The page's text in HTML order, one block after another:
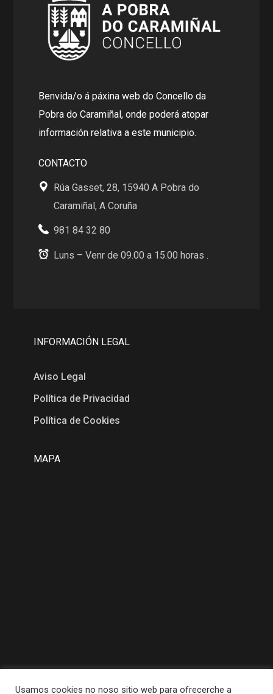
Benvida/o á páxina web do Concello da
Pobra do Caramiñal, onde poderá atopar
información relativa a este municipio.
CONTACTO
Rúa Gasset, 28, 15940 A Pobra do
Caramiñal, A Coruña
981 84 32 80
Luns – Venr de 09.00 a 15.00 horas .
INFORMACIÓN LEGAL
Aviso Legal
Política de Privacidad
Política de Cookies
MAPA
Usamos cookies no noso sitio web para ofrecerche a